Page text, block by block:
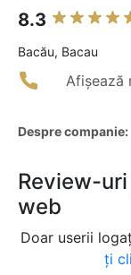
8.3
Bacău, Bacau
Afișează
Despre companie:
Review-
web
Doar userii
ți